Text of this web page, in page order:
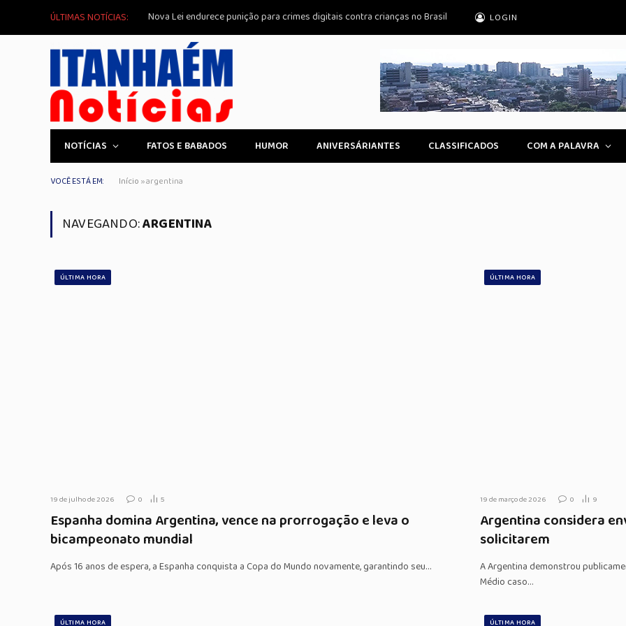
ÚLTIMAS NOTÍCIAS: Nova Lei endurece punição para crimes digitais contra crianças no Brasil LOGIN
NOTÍCIAS FATOS E BABADOS HUMOR ANIVERSÁRIANTES CLASSIFICADOS COM A PALAVRA
VOCÊ ESTÁ EM: Início »argentina
NAVEGANDO:ARGENTINA
ÚLTIMA HORA
19 de julho de 2026 0 5
Espanha domina Argentina, vence na prorrogação e leva o
bicampeonato mundial
Após 16 anos de espera, a Espanha conquista a Copa do Mundo novamente, garantindo seu…
ÚLTIMA HORA
19 de março de 2026 0 9
Argentina considera
solicitarem
A Argentina demonstrou
Médio caso…
ÚLTIMA HORA ÚLTIMA HORA